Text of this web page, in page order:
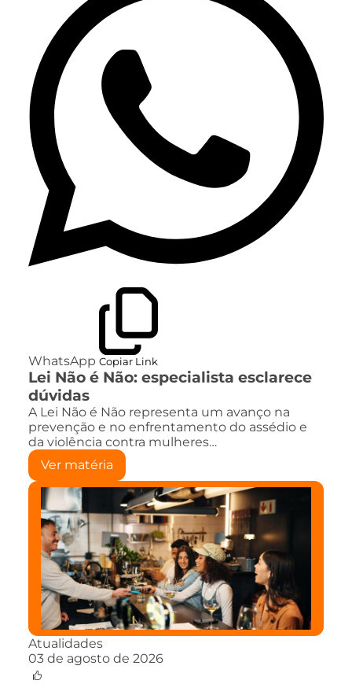
WhatsApp Copiar Link
Lei Não é Não: especialista esclarece
dúvidas
A Lei Não é Não representa um avanço na
prevenção e no enfrentamento do assédio e
da violência contra mulheres…
Ver matéria
Atualidades
03 de agosto de 2026